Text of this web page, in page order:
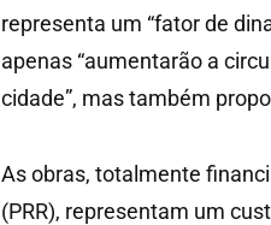
representa um “fator de
apenas “aumentarão a
cidade”, mas também
As obras, totalmente
(PRR), representam um